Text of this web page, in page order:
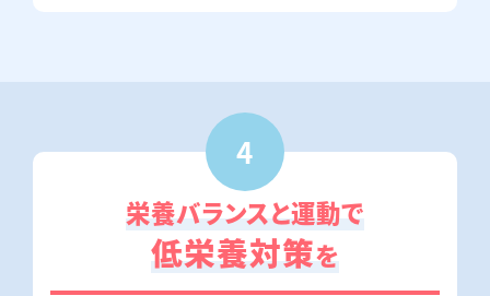
4
栄養バランスと運動で
低栄養対策を